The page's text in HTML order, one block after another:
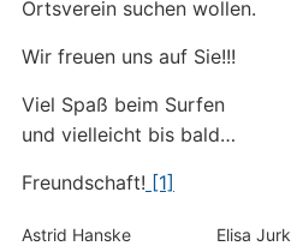
Ortsverein suchen wollen.
Wir freuen uns auf Sie!!!
Viel Spaß beim Surfen
und vielleicht bis bald…
Freundschaft! [1]
Astrid Hanske
Elisa